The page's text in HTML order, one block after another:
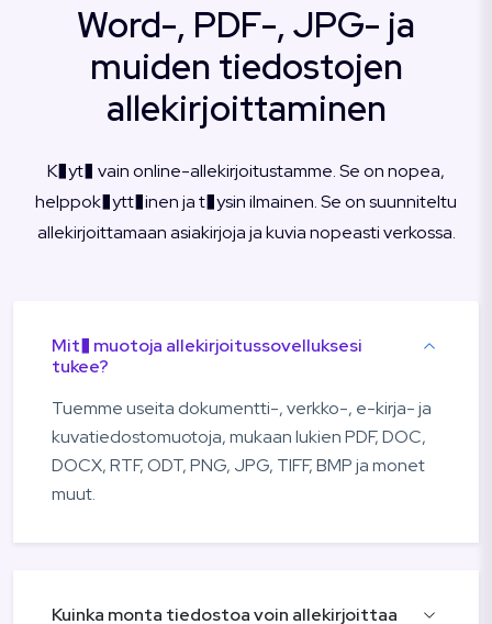
Word-, PDF-, JPG- ja
muiden tiedostojen
allekirjoittaminen
K�yt� vain online-allekirjoitustamme. Se on nopea,
helppok�ytt�inen ja t�ysin ilmainen. Se on suunniteltu
allekirjoittamaan asiakirjoja ja kuvia nopeasti verkossa.
Mit� muotoja allekirjoitussovelluksesi
tukee?
Tuemme useita dokumentti-, verkko-, e-kirja- ja
kuvatiedostomuotoja, mukaan lukien PDF, DOC,
DOCX, RTF, ODT, PNG, JPG, TIFF, BMP ja monet
muut.
Kuinka monta tiedostoa voin allekirjoittaa